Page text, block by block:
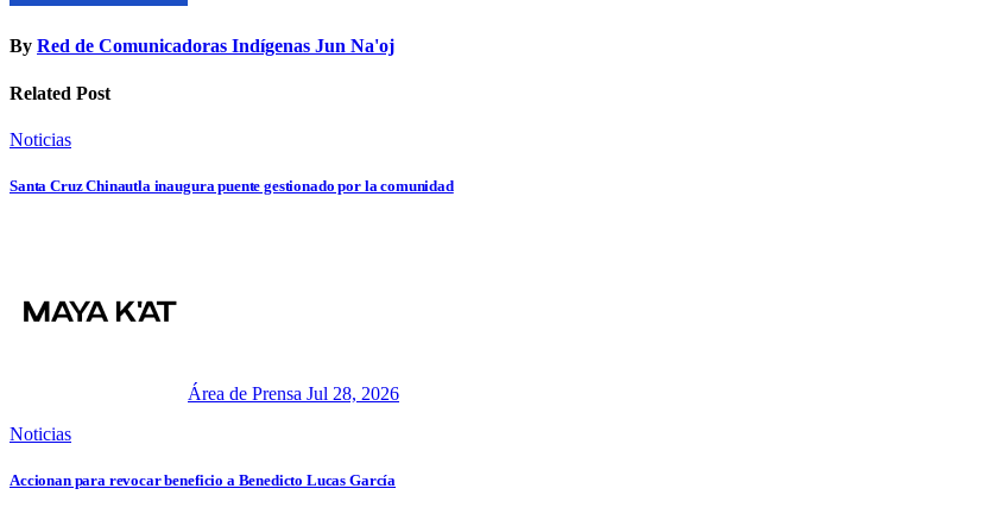
By Red de Comunicadoras Indígenas Jun Na'oj
Related Post
Noticias
Santa Cruz Chinautla inaugura puente gestionado por la comunidad
Área de Prensa Jul 28, 2026
Noticias
Accionan para revocar beneficio a Benedicto Lucas García